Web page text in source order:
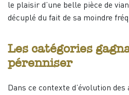
le plaisir d’une belle pièce de
décuplé du fait de sa moindre
Les catégories
pérenniser
Dans ce contexte d’évolution